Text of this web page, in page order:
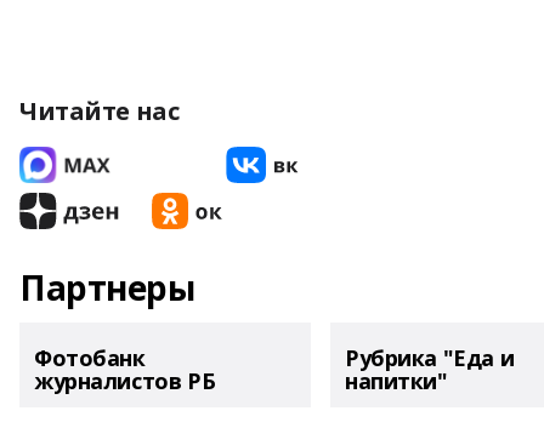
Читайте нас
Партнеры
Фотобанк
журналистов РБ
Рубрика "Еда и
напитки"